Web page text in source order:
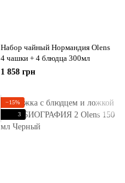
Набор чайный Нормандия Olens
4 чашки + 4 блюдца 300мл
1 858 грн
−15%
3